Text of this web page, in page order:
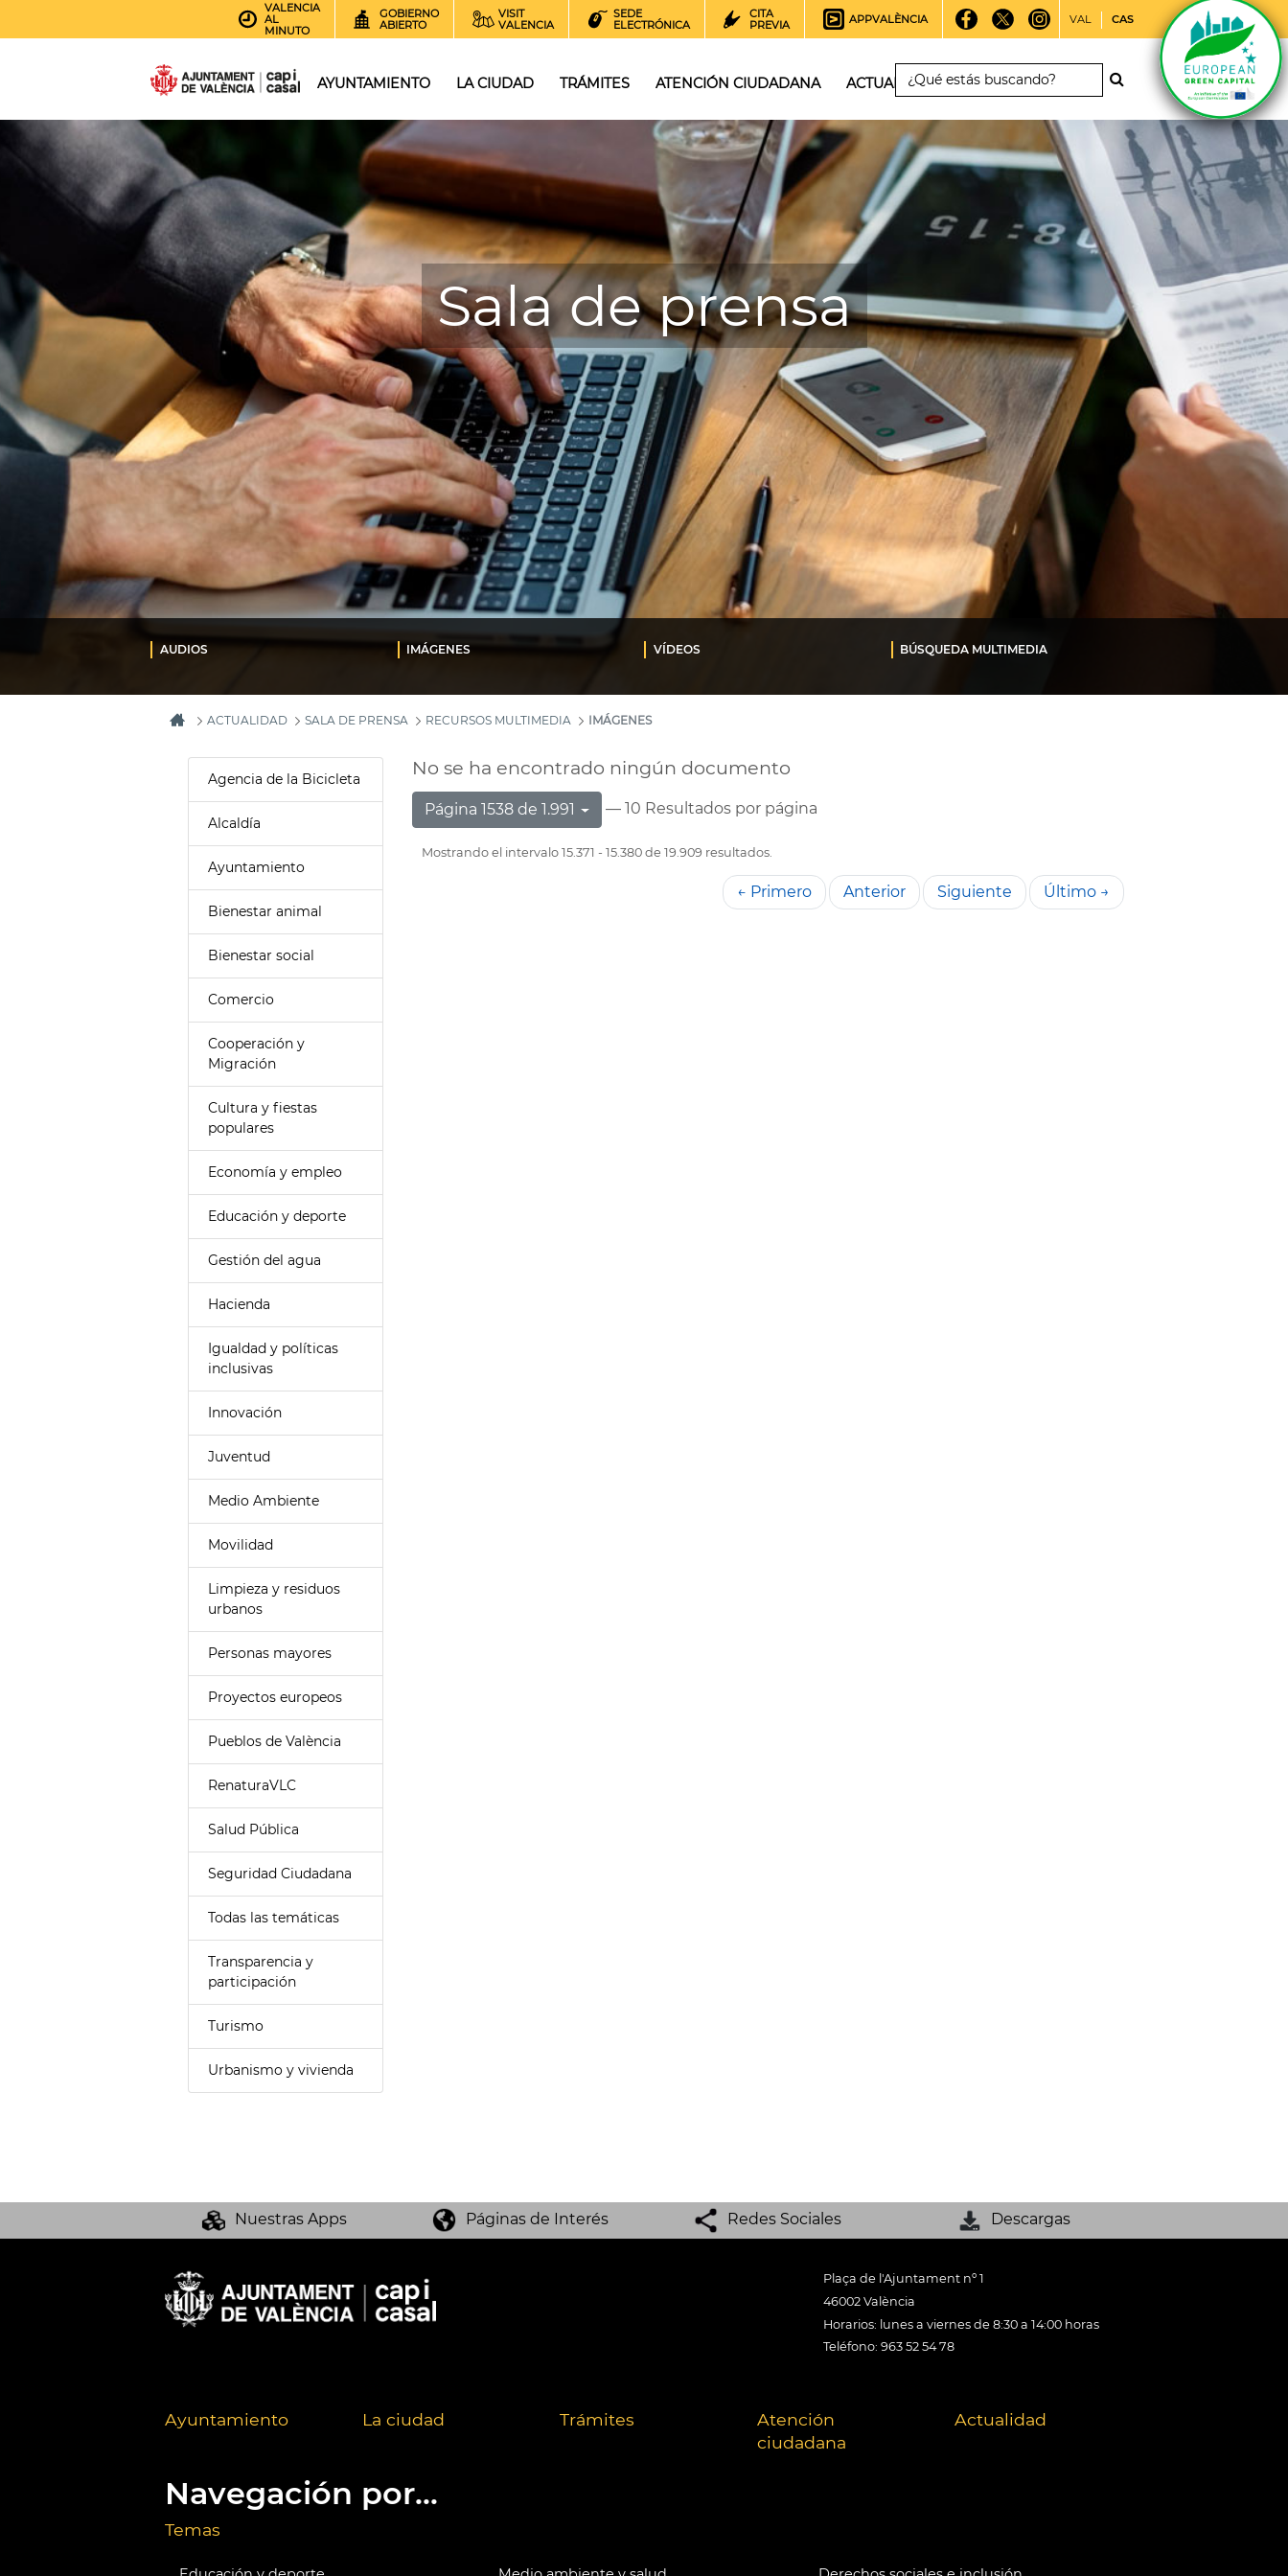
VALENCIA
AL
MINUTO
GOBIERNO
ABIERTO
VISIT
VALENCIA
SEDE
ELECTRÓNICA
CITA
PREVIA
APPVALÈNCIA VAL CAS
AYUNTAMIENTO LA CIUDAD TRÁMITES ATENCIÓN CIUDADANA ACTUALIDAD
Sala de prensa
AUDIOS IMÁGENES VÍDEOS BÚSQUEDA MULTIMEDIA
ACTUALIDAD SALA DE PRENSA RECURSOS MULTIMEDIA IMÁGENES
Agencia de la Bicicleta
Alcaldía
Ayuntamiento
Bienestar animal
Bienestar social
Comercio
Cooperación y
Migración
Cultura y fiestas
populares
Economía y empleo
Educación y deporte
Gestión del agua
Hacienda
Igualdad y políticas
inclusivas
Innovación
Juventud
Medio Ambiente
Movilidad
Limpieza y residuos
urbanos
Personas mayores
Proyectos europeos
Pueblos de València
RenaturaVLC
Salud Pública
Seguridad Ciudadana
Todas las temáticas
Transparencia y
participación
Turismo
Urbanismo y vivienda
No se ha encontrado ningún documento
Página 1538 de 1.991 — 10 Resultados por página
Mostrando el intervalo 15.371 - 15.380 de 19.909 resultados.
← Primero Anterior Siguiente Último →
Nuestras Apps Páginas de Interés Redes Sociales Descargas
Plaça de l'Ajuntament nº 1
46002 València
Horarios: lunes a viernes de 8:30 a 14:00 horas
Teléfono: 963 52 54 78
Ayuntamiento La ciudad Trámites
Atención
ciudadana
Actualidad
Navegación por...
Temas